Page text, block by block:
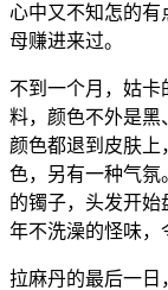
心中又不知怎的有
母赚进来过。
不到一个月，姑卡
料，颜色不外是黑
颜色都退到皮肤上
色，另有一种气氛
的镯子，头发开始
年不洗澡的怪味，
拉麻丹的最后一日